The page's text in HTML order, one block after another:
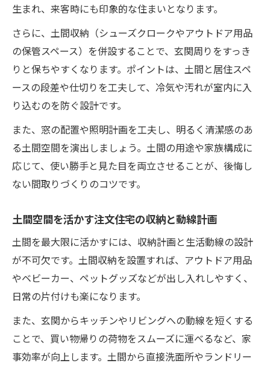
生まれ、来客時にも印象的な住まいとなります。
さらに、土間収納（シューズクロークやアウトドア用品
の保管スペース）を併設することで、玄関周りをすっき
りと保ちやすくなります。ポイントは、土間と居住スペ
ースの段差や仕切りを工夫して、冷気や汚れが室内に入
り込むのを防ぐ設計です。
また、窓の配置や照明計画を工夫し、明るく清潔感のあ
る土間空間を演出しましょう。土間の用途や家族構成に
応じて、使い勝手と見た目を両立させることが、後悔し
ない間取りづくりのコツです。
土間空間を活かす注文住宅の収納と動線計画
土間を最大限に活かすには、収納計画と生活動線の設計
が不可欠です。土間収納を設置すれば、アウトドア用品
やベビーカー、ペットグッズなどが出し入れしやすく、
日常の片付けも楽になります。
また、玄関からキッチンやリビングへの動線を短くする
ことで、買い物帰りの荷物をスムーズに運べるなど、家
事効率が向上します。土間から直接洗面所やランドリー